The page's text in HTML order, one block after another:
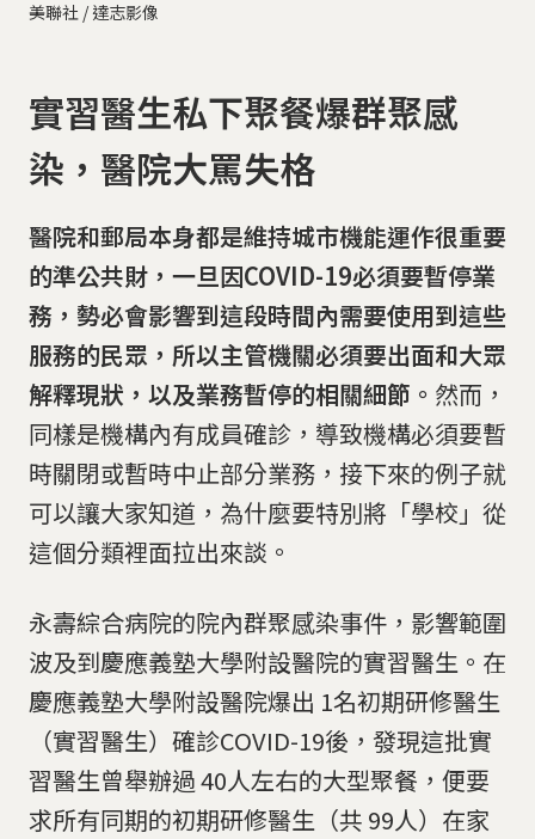
美聯社 / 達志影像
實習醫生私下聚餐爆群聚感
染，醫院大罵失格
醫院和郵局本身都是維持城市機能運作很重要
的準公共財，一旦因COVID-19必須要暫停業
務，勢必會影響到這段時間內需要使用到這些
服務的民眾，所以主管機關必須要出面和大眾
解釋現狀，以及業務暫停的相關細節。 然而，
同樣是機構內有成員確診，導致機構必須要暫
時關閉或暫時中止部分業務，接下來的例子就
可以讓大家知道，為什麼要特別將「學校」從
這個分類裡面拉出來談。
永壽綜合病院的院內群聚感染事件，影響範圍
波及到慶應義塾大學附設醫院的實習醫生。在
慶應義塾大學附設醫院爆出 1名初期研修醫生
（實習醫生）確診COVID-19後，發現這批實
習醫生曾舉辦過 40人左右的大型聚餐，便要
求所有同期的初期研修醫生（共 99人）在家